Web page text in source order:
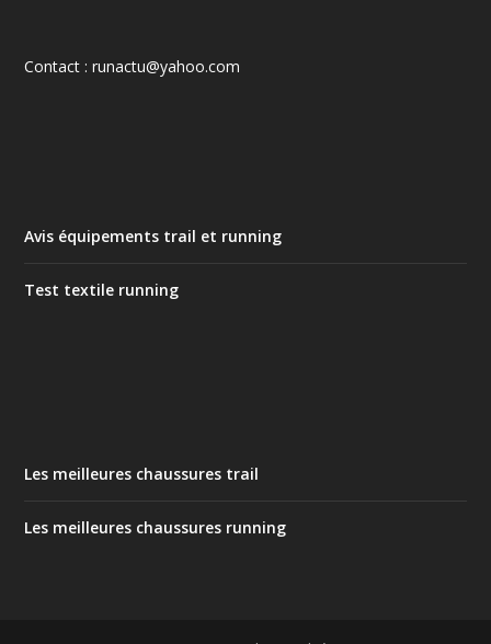
Contact : runactu@yahoo.com
Avis équipements trail et running
Test textile running
Les meilleures chaussures trail
Les meilleures chaussures running